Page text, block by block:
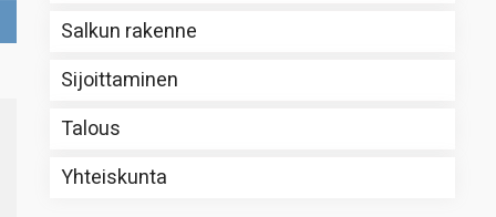
Salkun rakenne
Sijoittaminen
Talous
Yhteiskunta